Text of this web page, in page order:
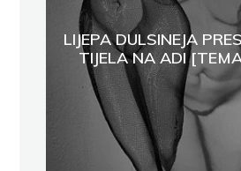
LIJEPA DULSINEJA
TIJELA NA ADI